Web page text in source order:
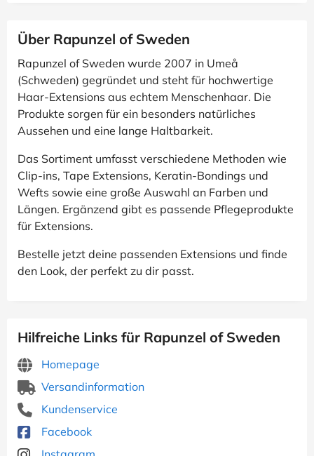
Über Rapunzel of Sweden
Rapunzel of Sweden wurde 2007 in Umeå
(Schweden) gegründet und steht für hochwertige
Haar-Extensions aus echtem Menschenhaar. Die
Produkte sorgen für ein besonders natürliches
Aussehen und eine lange Haltbarkeit.
Das Sortiment umfasst verschiedene Methoden wie
Clip-ins, Tape Extensions, Keratin-Bondings und
Wefts sowie eine große Auswahl an Farben und
Längen. Ergänzend gibt es passende Pflegeprodukte
für Extensions.
Bestelle jetzt deine passenden Extensions und finde
den Look, der perfekt zu dir passt.
Hilfreiche Links für Rapunzel of Sweden
Homepage
Versandinformation
Kundenservice
Facebook